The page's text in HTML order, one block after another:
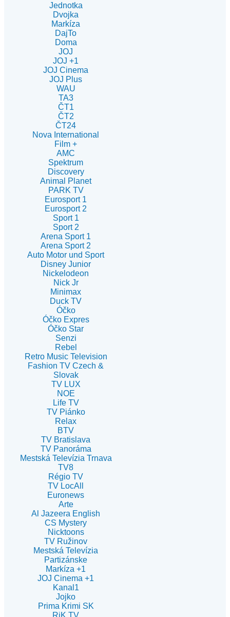
Jednotka
Dvojka
Markíza
DajTo
Doma
JOJ
JOJ +1
JOJ Cinema
JOJ Plus
WAU
TA3
ČT1
ČT2
ČT24
Nova International
Film +
AMC
Spektrum
Discovery
Animal Planet
PARK TV
Eurosport 1
Eurosport 2
Sport 1
Sport 2
Arena Sport 1
Arena Sport 2
Auto Motor und Sport
Disney Junior
Nickelodeon
Nick Jr
Minimax
Duck TV
Óčko
Óčko Expres
Óčko Star
Senzi
Rebel
Retro Music Television
Fashion TV Czech &
Slovak
TV LUX
NOE
Life TV
TV Piánko
Relax
BTV
TV Bratislava
TV Panoráma
Mestská Televízia Trnava
TV8
Régio TV
TV LocAll
Euronews
Arte
Al Jazeera English
CS Mystery
Nicktoons
TV Ružinov
Mestská Televízia
Partizánske
Markíza +1
JOJ Cinema +1
Kanal1
Jojko
Prima Krimi SK
RiK TV